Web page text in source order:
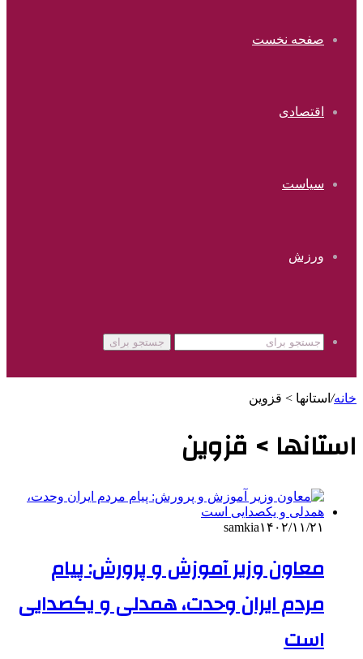
صفحه نخست
اقتصادی
سیاست
ورزش
جستجو برای
خانه/ استانها > قزوین
استانها > قزوین
samkia۱۴۰۲/۱۱/۲۱
معاون وزیر آموزش و پرورش: پیام
مردم ایران وحدت، همدلی و یکصدایی
است